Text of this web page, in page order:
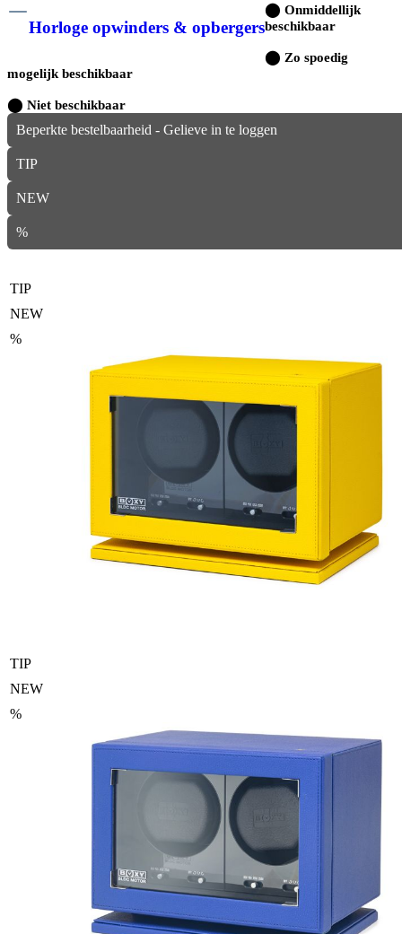
Horloge opwinders & opbergers
⬤ Onmiddellijk
beschikbaar
⬤ Zo spoedig
mogelijk beschikbaar
⬤ Niet beschikbaar
Beperkte bestelbaarheid - Gelieve in te loggen
TIP
NEW
%
TIP
NEW
%
TIP
NEW
%